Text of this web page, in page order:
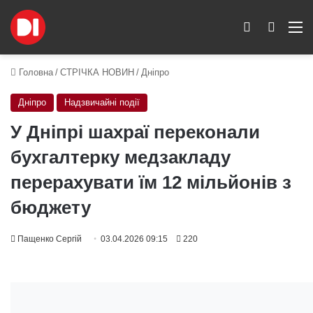
Пошук
Switch skin
Головна / СТРІЧКА НОВИН / Дніпро
Дніпро Надзвичайні події
У Дніпрі шахраї переконали
бухгалтерку медзакладу
перерахувати їм 12 мільйонів з
бюджету
Пащенко Сергій 03.04.2026 09:15 220